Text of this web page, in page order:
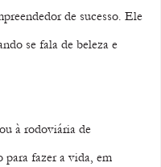
de sucesso. Ele
se fala de beleza e
à rodoviária de
fazer a vida, em